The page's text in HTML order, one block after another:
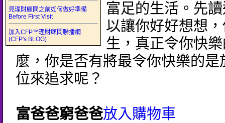
見理財顧問之前如何做好準備
Before First Visit
加入CFP™理財顧問聯播網
(CFP's BLOG)
富足的生活。先
以讓你好好想想
生，真正令你快
麼，你是否有將最令你快樂的是
位來追求呢？
富爸爸窮爸爸放入購物車